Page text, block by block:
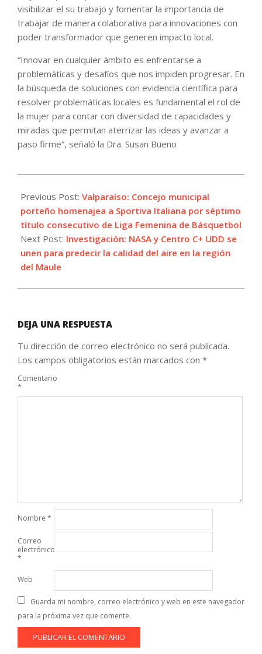
visibilizar el su trabajo y fomentar la importancia de
trabajar de manera colaborativa para innovaciones con
poder transformador que generen impacto local.
“Innovar en cualquier ámbito es enfrentarse a
problemáticas y desafíos que nos impiden progresar. En
la búsqueda de soluciones con evidencia científica para
resolver problemáticas locales es fundamental el rol de
la mujer para contar con diversidad de capacidades y
miradas que permitan aterrizar las ideas y avanzar a
paso firme”, señaló la Dra. Susan Bueno
06-
23
Previous Post: Valparaíso: Concejo municipal
porteño homenajea a Sportiva Italiana por séptimo
título consecutivo de Liga Femenina de Básquetbol
Next Post: Investigación: NASA y Centro C+ UDD se
unen para predecir la calidad del aire en la región
del Maule
DEJA UNA RESPUESTA
Tu dirección de correo electrónico no será publicada.
Los campos obligatorios están marcados con *
Comentario
*
Nombre *
Correo
electrónico
*
Web
Guarda mi nombre, correo electrónico y web en este navegador
para la próxima vez que comente.